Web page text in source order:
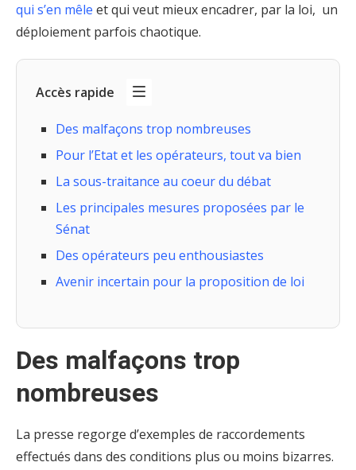
qui s’en mêle et qui veut mieux encadrer, par la loi, un
déploiement parfois chaotique.
Accès rapide
Des malfaçons trop nombreuses
Pour l’Etat et les opérateurs, tout va bien
La sous-traitance au coeur du débat
Les principales mesures proposées par le
Sénat
Des opérateurs peu enthousiastes
Avenir incertain pour la proposition de loi
Des malfaçons trop
nombreuses
La presse regorge d’exemples de raccordements
effectués dans des conditions plus ou moins bizarres.